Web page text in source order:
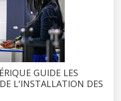
GUIDE LES
L'INSTALLATION DES